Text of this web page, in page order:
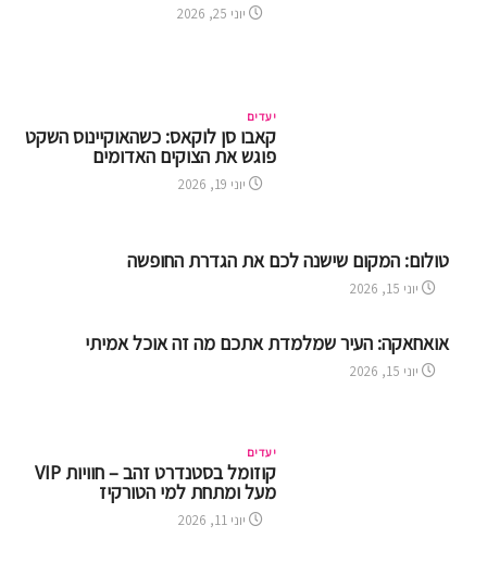
יוני 25, 2026
יעדים
קאבו סן לוקאס: כשהאוקיינוס השקט
פוגש את הצוקים האדומים
יוני 19, 2026
טולום: המקום שישנה לכם את הגדרת החופשה
יוני 15, 2026
אואחאקה: העיר שמלמדת אתכם מה זה אוכל אמיתי
יוני 15, 2026
יעדים
קוזומל בסטנדרט זהב – חוויות VIP
מעל ומתחת למי הטורקיז
יוני 11, 2026